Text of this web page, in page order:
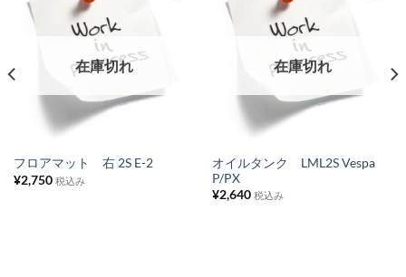
ス
在庫切れ
フロアマット 右 2S E-2
¥2,750 税込み
ス
在庫切れ
オイルタンク LML2S Vespa
P/PX
¥2,640 税込み